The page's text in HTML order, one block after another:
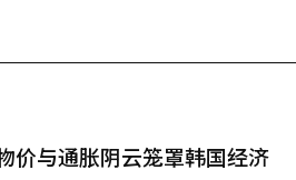
价与通胀阴云笼罩韩国经济